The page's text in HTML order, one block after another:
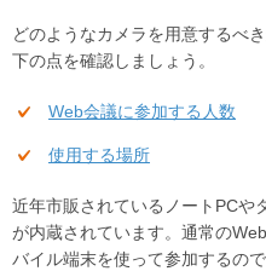
どのようなカメラを用意するべ
下の点を確認しましょう。
Web会議に参加する人数
使用する場所
近年市販されているノートPCや
が内蔵されています。通常の
バイル端末を使って参加するの